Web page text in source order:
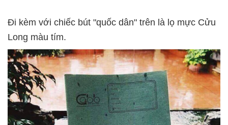
Đi kèm với chiếc bút "quốc dân" trên là lọ mực Cửu
Long màu tím.